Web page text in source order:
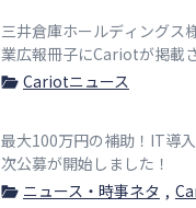
三井倉庫ホールディングス
業広報冊子にCariotが掲載
Cariotニュース
最大100万円の補助！IT導
次公募が開始しました！
ニュース・時事ネタ